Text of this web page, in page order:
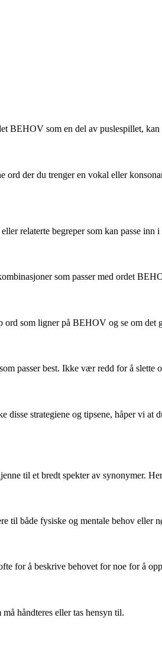
BEHOV som en del av puslespillet,
der du trenger en vokal eller
relaterte begreper som kan passe
som passer med ordet
som ligner på BEHOV og se om
passer best. Ikke vær redd for å
strategiene og tipsene, håper vi at
til et bredt spekter av synonymer.
til både fysiske og mentale behov eller
for å beskrive behovet for noe for å
håndteres eller tas hensyn til.